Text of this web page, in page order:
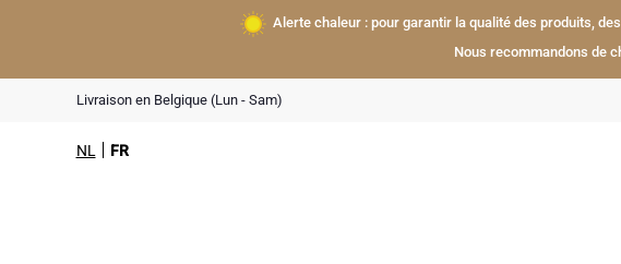
Alerte chaleur : pour garantir la qualité des produits,
Nous recommandons de
Livraison en Belgique (Lun - Sam)
NL FR